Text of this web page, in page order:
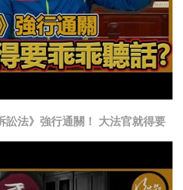
訟法》強行通關！ 大法官就得要